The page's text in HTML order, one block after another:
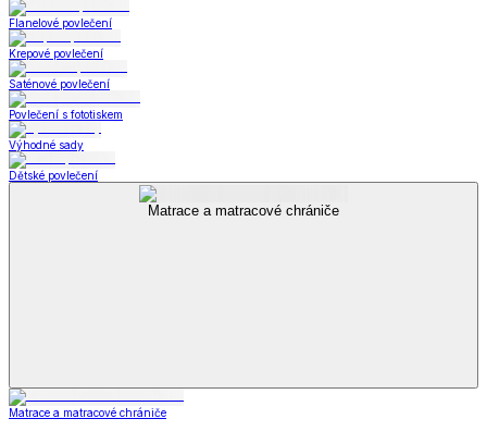
Flanelové povlečení
Krepové povlečení
Saténové povlečení
Povlečení s fototiskem
Výhodné sady
Dětské povlečení
Matrace a matracové chrániče
Matrace a matracové chrániče